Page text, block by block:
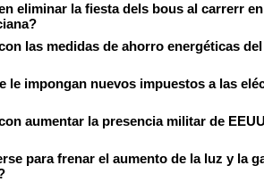
eliminar la fiesta dels bous al carrerr
las medidas de ahorro energéticas del
le impongan nuevos impuestos a las
aumentar la presencia militar de
para frenar el aumento de la luz y la